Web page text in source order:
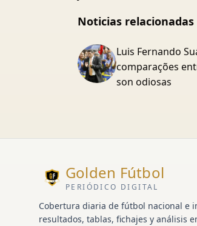
Noticias relacionadas
Luis Fernando
comparações
son odiosas
Golden Fútbol
PERIÓDICO DIGITAL
Cobertura diaria de fútbol nacional e
resultados, tablas, fichajes y análisis